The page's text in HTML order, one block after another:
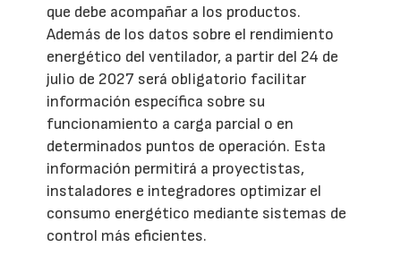
que debe acompañar a los productos.
Además de los datos sobre el rendimiento
energético del ventilador, a partir del 24 de
julio de 2027 será obligatorio facilitar
información específica sobre su
funcionamiento a carga parcial o en
determinados puntos de operación. Esta
información permitirá a proyectistas,
instaladores e integradores optimizar el
consumo energético mediante sistemas de
control más eficientes.